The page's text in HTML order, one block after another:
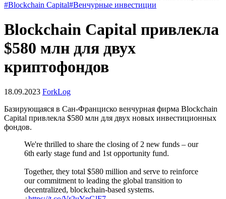
#Blockchain Capital#Венчурные инвестиции
Blockchain Capital привлекла
$580 млн для двух
криптофондов
18.09.2023 ForkLog
Базирующаяся в Сан-Франциско венчурная фирма Blockchain
Capital привлекла $580 млн для двух новых инвестиционных
фондов.
We're thrilled to share the closing of 2 new funds – our
6th early stage fund and 1st opportunity fund.
Together, they total $580 million and serve to reinforce
our commitment to leading the global transition to
decentralized, blockchain-based systems.